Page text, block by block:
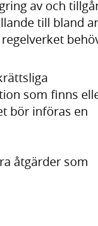
av och
till bland
som finns
bör införas en
åtgärder som